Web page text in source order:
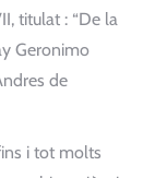
titulat : “De la
Geronimo
de
i tot molts